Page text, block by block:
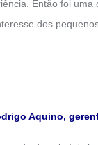
Então foi
dos
Aquino,